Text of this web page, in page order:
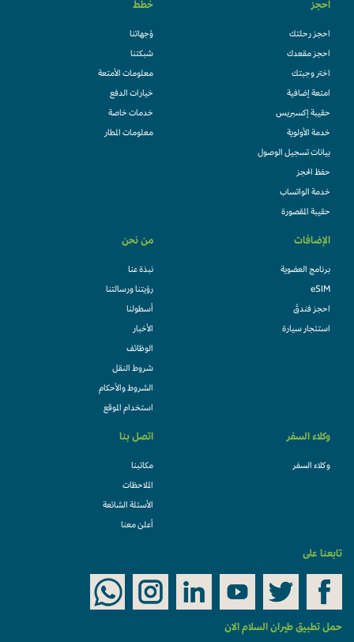
احجز
احجز رحلتك
احجز مقعدك
اختر وجبتك
امتعة إضافية
حقيبة إكسبريس
خدمة الأولوية
بيانات تسجيل الوصول
حفظ الحجز
خدمة الواتساب
حقيبة المقصورة
خطط
وُجهاتنا
شبكتنا
معلومات الأمتعة
خيارات الدفع
خدمات خاصة
معلومات المطار
الإضافات
برنامج العضوية
eSIM
احجز فندقً
استئجار سيارة
من نحن
نبذة عنا
رؤيتنا ورسالتنا
أسطولنا
الأخبار
الوظائف
شروط النقل
الشروط والأحكام
استخدام الموقع
وكلاء السفر
وكلاء السفر
اتصل بنا
مكاتبنا
الملاحظات
الأسئلة الشائعة
أعلن معنا
تابعنا على
حمل تطبيق طيران السلام الان